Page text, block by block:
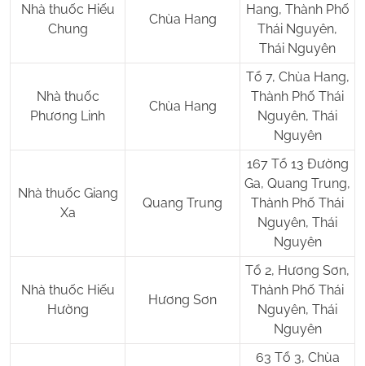
Nhà thuốc Hiếu
Chung
Chùa Hang
Hang, Thành Phố
Thái Nguyên,
Thái Nguyên
Nhà thuốc
Phương Linh
Chùa Hang
Tổ 7, Chùa Hang,
Thành Phố Thái
Nguyên, Thái
Nguyên
Nhà thuốc Giang
Xa
Quang Trung
167 Tổ 13 Đường
Ga, Quang Trung,
Thành Phố Thái
Nguyên, Thái
Nguyên
Nhà thuốc Hiếu
Hường
Hương Sơn
Tổ 2, Hương Sơn,
Thành Phố Thái
Nguyên, Thái
Nguyên
63 Tổ 3, Chùa